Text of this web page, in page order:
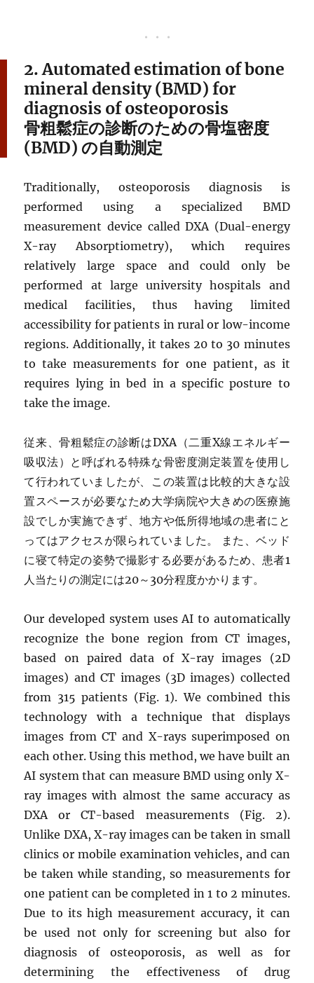
2. Automated estimation of bone
mineral density (BMD) for
diagnosis of osteoporosis
骨粗鬆症の診断のための骨塩密度
(BMD) の自動測定
Traditionally, osteoporosis diagnosis is
performed using a specialized BMD
measurement device called DXA (Dual-energy
X-ray Absorptiometry), which requires
relatively large space and could only be
performed at large university hospitals and
medical facilities, thus having limited
accessibility for patients in rural or low-income
regions. Additionally, it takes 20 to 30 minutes
to take measurements for one patient, as it
requires lying in bed in a specific posture to
take the image.
従来、骨粗鬆症の診断はDXA（二重X線エネルギー
吸収法）と呼ばれる特殊な骨密度測定装置を使用し
て行われていましたが、この装置は比較的大きな設
置スペースが必要なため大学病院や大きめの医療施
設でしか実施できず、地方や低所得地域の患者にと
ってはアクセスが限られていました。 また、ベッド
に寝て特定の姿勢で撮影する必要があるため、患者1
人当たりの測定には20～30分程度かかります。
Our developed system uses AI to automatically
recognize the bone region from CT images,
based on paired data of X-ray images (2D
images) and CT images (3D images) collected
from 315 patients (Fig. 1). We combined this
technology with a technique that displays
images from CT and X-rays superimposed on
each other. Using this method, we have built an
AI system that can measure BMD using only X-
ray images with almost the same accuracy as
DXA or CT-based measurements (Fig. 2).
Unlike DXA, X-ray images can be taken in small
clinics or mobile examination vehicles, and can
be taken while standing, so measurements for
one patient can be completed in 1 to 2 minutes.
Due to its high measurement accuracy, it can
be used not only for screening but also for
diagnosis of osteoporosis, as well as for
determining the effectiveness of drug